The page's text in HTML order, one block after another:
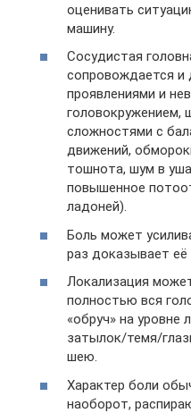
оценивать
машину.
Сосудистая
сопровождается и
проявлениями и
головокружением,
сложностями с
движений,
тошнота, шум в
повышенное
ладоней).
Боль может
раз доказывает
Локализация
полностью вся
«обруч» на уровне
затылок/темя/
шею.
Характер боли
наоборот,